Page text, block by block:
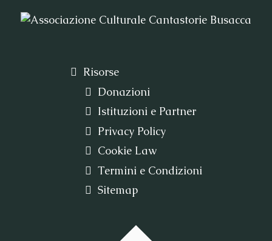
Risorse
Donazioni
Istituzioni e Partner
Privacy Policy
Cookie Law
Termini e Condizioni
Sitemap